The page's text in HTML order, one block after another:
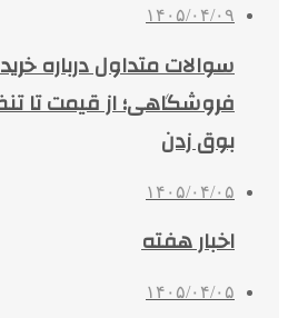
۱۴۰۵/۰۴/۰۹
سوالات متداول درباره
فروشگاهی؛ از قیمت تا
بوق زدن
۱۴۰۵/۰۴/۰۵
اخبار هفته
۱۴۰۵/۰۴/۰۵